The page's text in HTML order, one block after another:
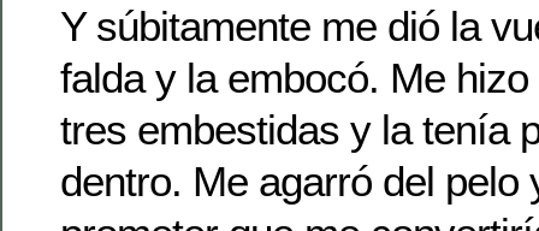
Y súbitamente me dió la
falda y la embocó. Me
tres embestidas y la tenía
dentro. Me agarró del pelo